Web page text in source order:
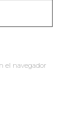
el navegador